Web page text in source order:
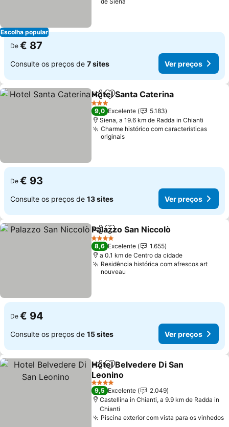
Escolha popular
De € 87
Consulte os preços de 7 sites Ver preços
PartilharAdicionar aos favoritos
Hotel Santa Caterina
3 Estrelas
9,0 Excelente
5.183
Siena, a 19.6 km de Radda in Chianti
Charme histórico com características
originais
De € 93
Consulte os preços de 13 sites Ver preços
PartilharAdicionar aos favoritos
Palazzo San Niccolò
4 Estrelas
8,6 Excelente
1.655
a 0.1 km de Centro da cidade
Residência histórica com afrescos art
nouveau
De € 94
Consulte os preços de 15 sites Ver preços
PartilharAdicionar aos favoritos
Hotel Belvedere Di San
Leonino
4 Estrelas
9,5 Excelente
2.049
Castellina in Chianti, a 9.9 km de Radda in
Chianti
Piscina exterior com vista para os vinhedos